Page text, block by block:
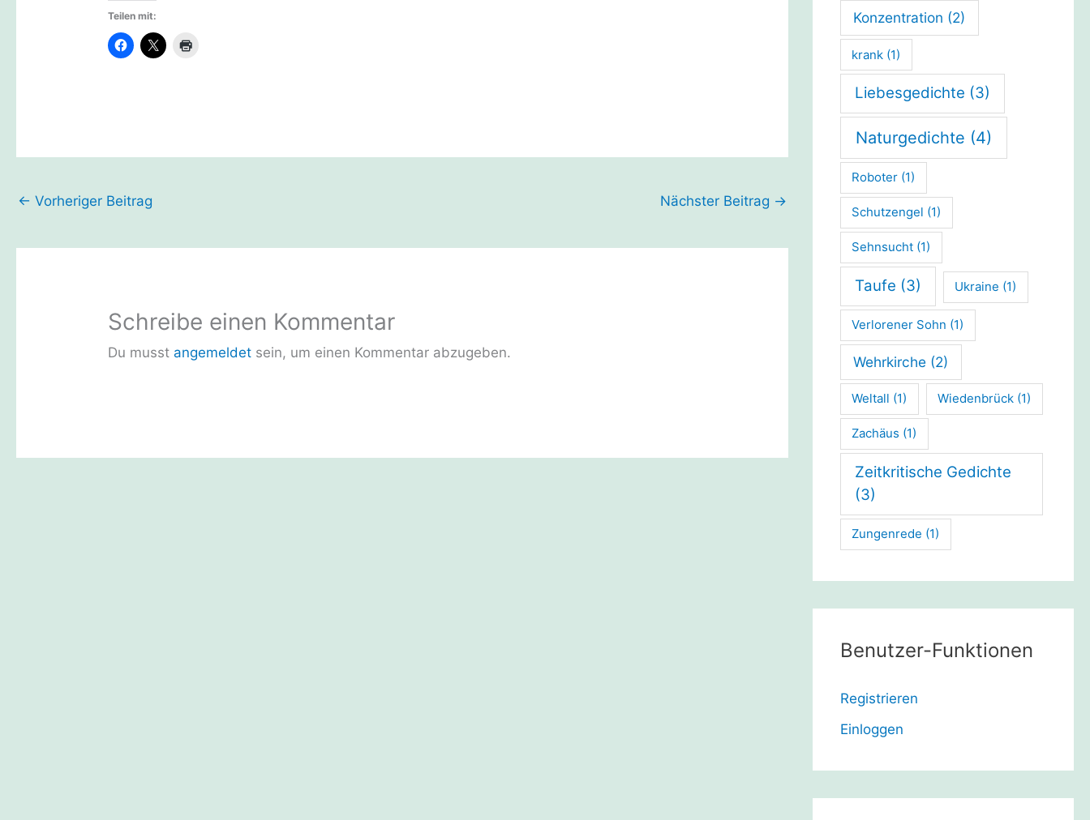
Teilen mit:
← Vorheriger Beitrag Nächster Beitrag →
Schreibe einen Kommentar
Du musst angemeldet sein, um einen Kommentar abzugeben.
Konzentration (2)
krank (1)
Liebesgedichte (3)
Naturgedichte (4)
Roboter (1)
Schutzengel (1)
Sehnsucht (1)
Taufe (3) Ukraine (1)
Verlorener Sohn (1)
Wehrkirche (2)
Weltall (1) Wiedenbrück (1)
Zachäus (1)
Zeitkritische Gedichte
(3)
Zungenrede (1)
Benutzer-Funktionen
Registrieren
Einloggen